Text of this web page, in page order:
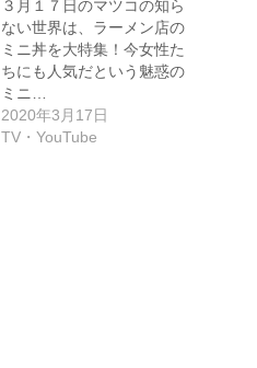
３月１７日のマツコの知ら
ない世界は、ラーメン店の
ミニ丼を大特集！今女性た
ちにも人気だという魅惑の
ミニ…
2020年3月17日
TV・YouTube